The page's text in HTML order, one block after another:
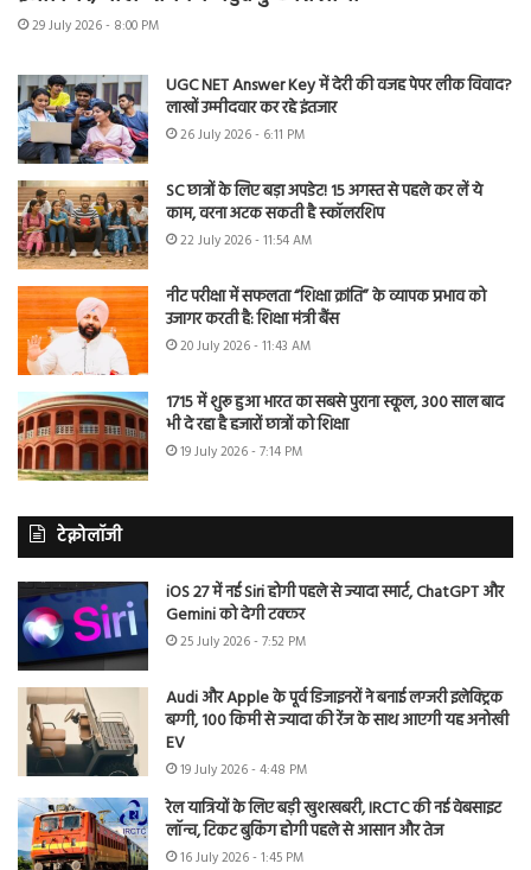
29 July 2026 - 8:00 PM
UGC NET Answer Key में देरी की वजह पेपर लीक विवाद?
लाखों उम्मीदवार कर रहे इंतजार
26 July 2026 - 6:11 PM
SC छात्रों के लिए बड़ा अपडेट! 15 अगस्त से पहले कर लें ये
काम, वरना अटक सकती है स्कॉलरशिप
22 July 2026 - 11:54 AM
नीट परीक्षा में सफलता “शिक्षा क्रांति” के व्यापक प्रभाव को
उजागर करती है: शिक्षा मंत्री बैंस
20 July 2026 - 11:43 AM
1715 में शुरू हुआ भारत का सबसे पुराना स्कूल, 300 साल बाद
भी दे रहा है हजारों छात्रों को शिक्षा
19 July 2026 - 7:14 PM
टेक्नोलॉजी
iOS 27 में नई Siri होगी पहले से ज्यादा स्मार्ट, ChatGPT और
Gemini को देगी टक्कर
25 July 2026 - 7:52 PM
Audi और Apple के पूर्व डिजाइनरों ने बनाई लग्जरी इलेक्ट्रिक
बग्गी, 100 किमी से ज्यादा की रेंज के साथ आएगी यह अनोखी
EV
19 July 2026 - 4:48 PM
रेल यात्रियों के लिए बड़ी खुशखबरी, IRCTC की नई वेबसाइट
लॉन्च, टिकट बुकिंग होगी पहले से आसान और तेज
16 July 2026 - 1:45 PM